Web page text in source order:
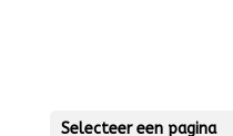
Selecteer een pagina